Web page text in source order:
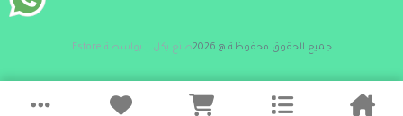
جميع الحقوق محفوظة @ 2026 صنع بكل بواسطة Estore